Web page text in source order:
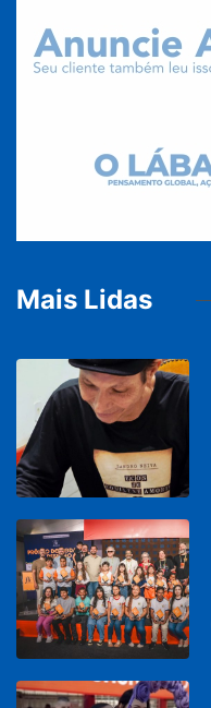
Mais Lidas